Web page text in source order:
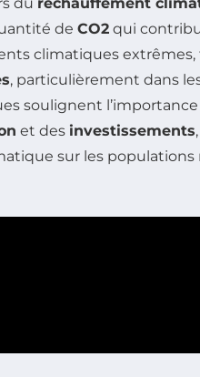
de CO2 qui
climatiques extrêmes,
, particulièrement dans
soulignent l’importance
et des investissements
sur les populations